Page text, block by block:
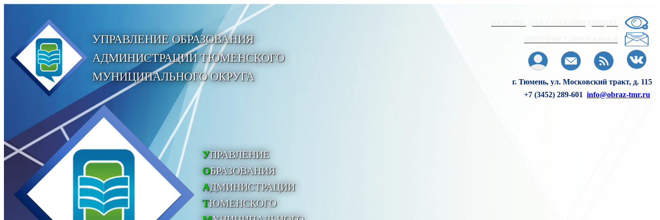
УПРАВЛЕНИЕ ОБРАЗОВАНИЯ
АДМИНИСТРАЦИИ ТЮМЕНСКОГО
МУНИЦИПАЛЬНОГО ОКРУГА
г. Тюмень, ул. Московский тракт, д. 115
+7 (3452) 289-601 info@obraz-tmr.ru
УПРАВЛЕНИЕ
ОБРАЗОВАНИЯ
АДМИНИСТРАЦИИ
ТЮМЕНСКОГО